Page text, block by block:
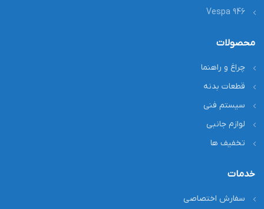
Vespa 946
محصولات
چراغ و راهنما
قطعات بدنه
سیستم فنی
لوازم جانبی
تخفیف ها
خدمات
سفارش اختصاصی